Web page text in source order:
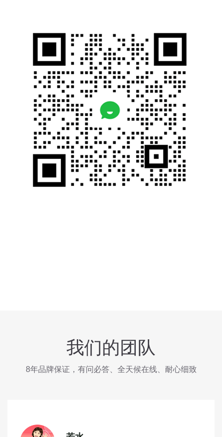
我们的团队
8年品牌保证，有问必答、全天候在线、耐心细致